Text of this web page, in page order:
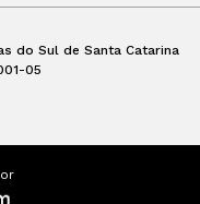
do Sul de Santa Catarina
05